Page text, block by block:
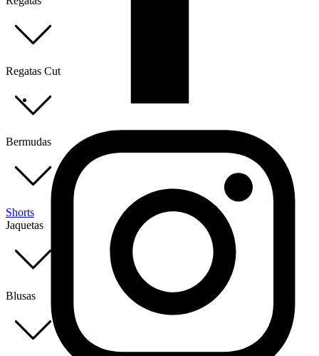
Regatas Cut
Bermudas
Shorts
Jaquetas
Blusas